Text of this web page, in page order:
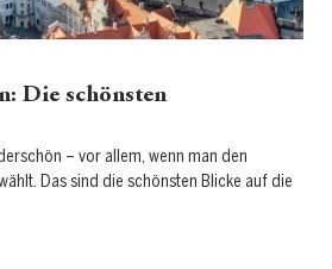
Die schönsten
– vor allem, wenn man den
Das sind die schönsten Blicke auf die